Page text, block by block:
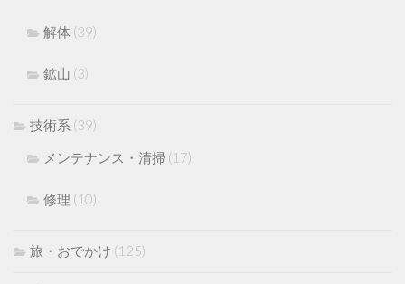
解体 (39)
鉱山 (3)
技術系 (39)
メンテナンス・清掃 (17)
修理 (10)
旅・おでかけ (125)